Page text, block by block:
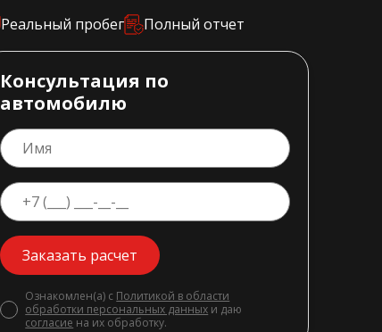
Реальный пробег Полный отчет
Консультация по
автомобилю
Заказать расчет
Ознакомлен(а) с Политикой в области
обработки персональных данных и даю
согласие на их обработку.